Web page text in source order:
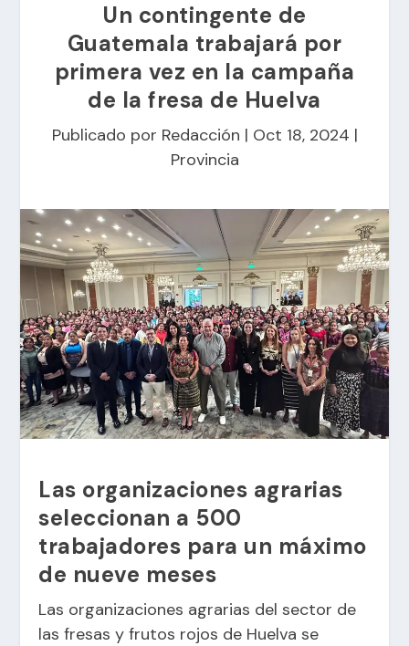
Un contingente de
Guatemala trabajará por
primera vez en la campaña
de la fresa de Huelva
Publicado por Redacción | Oct 18, 2024 |
Provincia
Las organizaciones agrarias
seleccionan a 500
trabajadores para un máximo
de nueve meses
Las organizaciones agrarias del sector de
las fresas y frutos rojos de Huelva se